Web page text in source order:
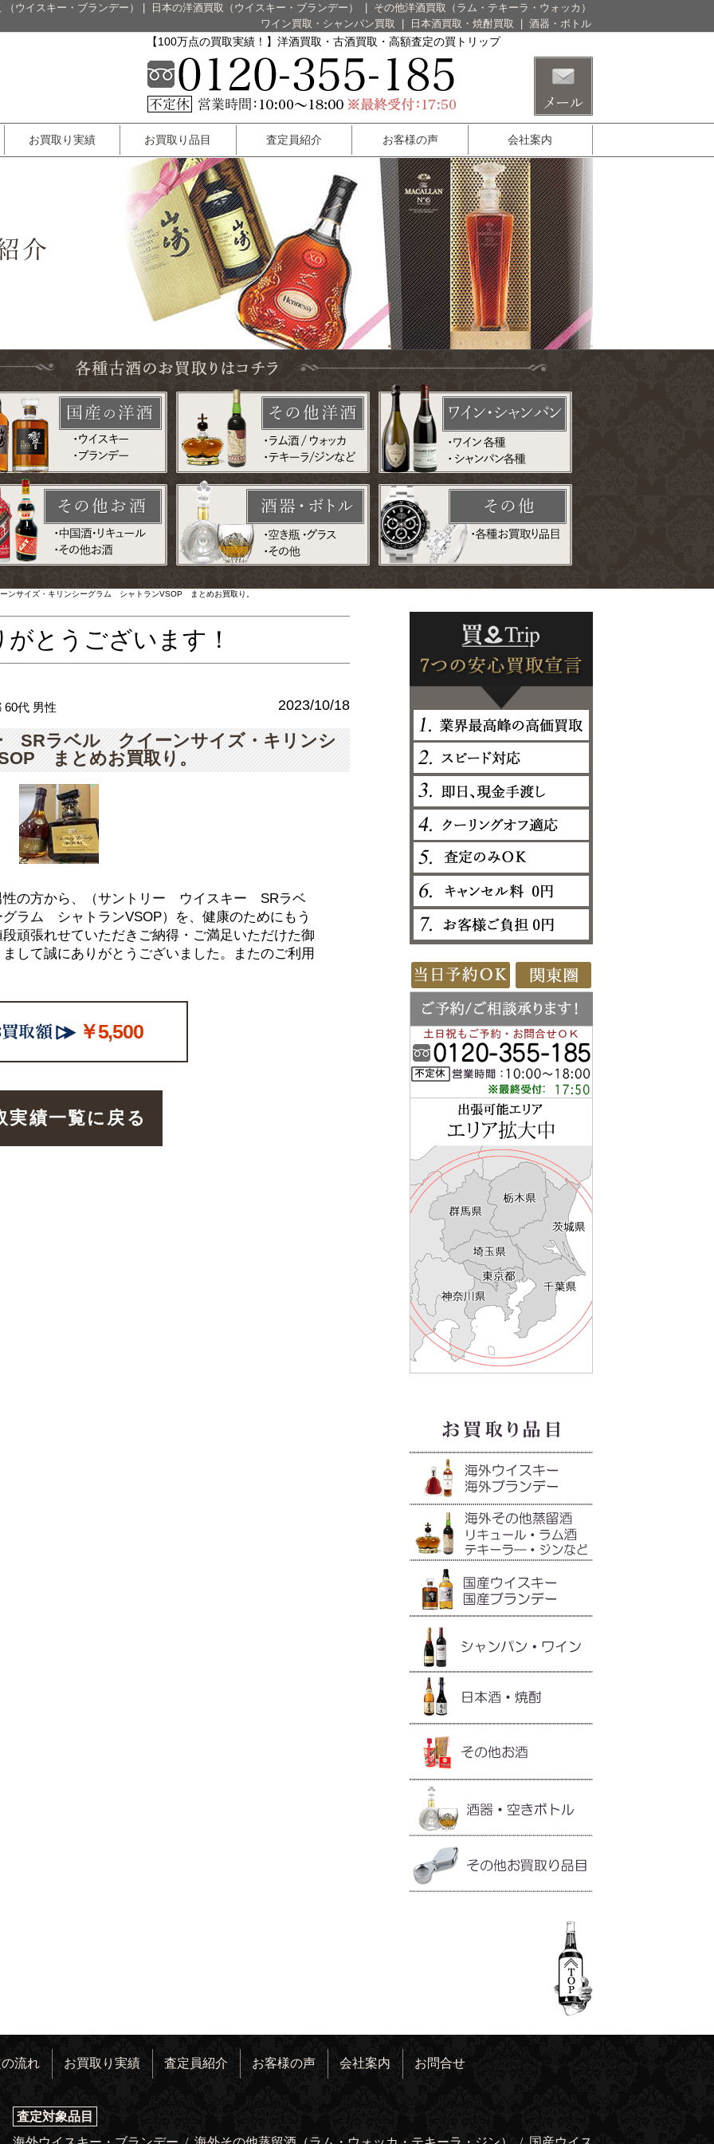
ウイスキー・ブランデー） 日本の洋酒買取（ウイスキー・ブランデー）
その他洋酒買取（ラム・テキーラ・ウォッカ）
ワイン買取・シャンパン買取
日本酒買取・焼酎買取 酒器・ボトル
【100万点の買取実績！】洋酒買取・古酒買取・高額査定の買トリップ
お買取り実績 お買取り品目 査定員紹介 お客様の声 会社案内
サイズ・キリンシーグラム シャトランVSOP まとめお買取り。
とうございます！
60代 男性 2023/10/18
SRラベル クイーンサイズ・キリンシ
まとめお買取り。
性の方から、（サントリー ウイスキー SRラベ
ラム シャトランVSOP）を、健康のためにもう
頑張れせていただきご納得・ご満足いただけた御
して誠にありがとうございました。またのご利用
￥5,500
実績一覧に戻る
流れ お買取り実績 査定員紹介 お客様の声 会社案内 お問合せ
査定対象品目